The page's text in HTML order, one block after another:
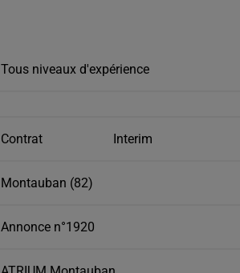
Tous niveaux d'expérience
Contrat
Interim
Montauban (82)
Annonce n°1920